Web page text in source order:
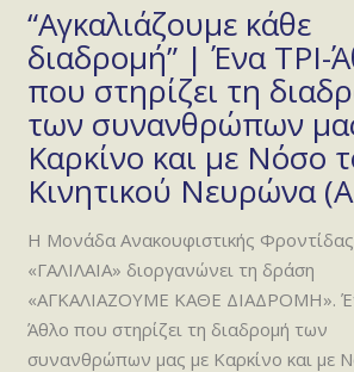
“Αγκαλιάζουμε κάθε
διαδρομή” | Ένα ΤΡΙ-
που στηρίζει τη
των συνανθρώπων
Καρκίνο και με Νόσο
Κινητικού Νευρώνα
Η Μονάδα Ανακουφιστικής Φροντίδας
«ΓΑΛΙΛΑΙΑ» διοργανώνει τη δράση
«ΑΓΚΑΛΙΑΖΟΥΜΕ ΚΑΘΕ ΔΙΑΔΡΟΜΗ».
Άθλο που στηρίζει τη διαδρομή των
συνανθρώπων μας με Καρκίνο και με